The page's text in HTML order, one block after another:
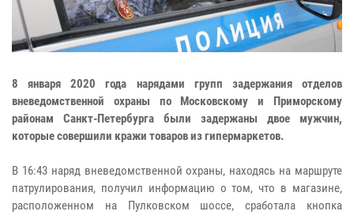
8 января 2020 года нарядами групп задержания отделов
вневедомственной охраны по Московскому и Приморскому
районам Санкт-Петербурга были задержаны двое мужчин,
которые совершили кражи товаров из гипермаркетов.
В 16:43 наряд вневедомственной охраны, находясь на маршруте
патрулирования, получил информацию о том, что в магазине,
расположенном на Пулковском шоссе, сработала кнопка